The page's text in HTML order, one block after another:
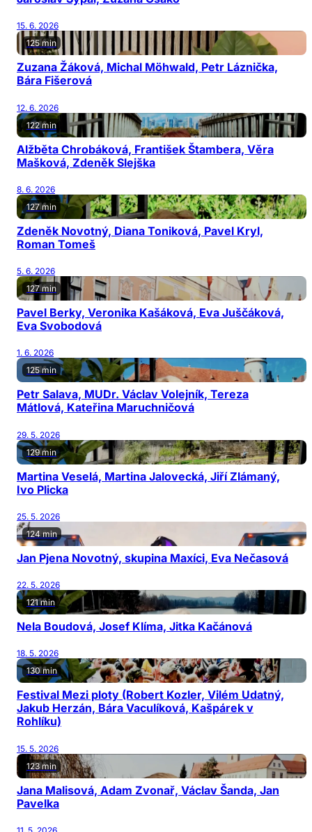
15. 6. 2026
125 min
Zuzana Žáková, Michal Möhwald, Petr Láznička,
Bára Fišerová
12. 6. 2026
122 min
Alžběta Chrobáková, František Štambera, Věra
Mašková, Zdeněk Slejška
8. 6. 2026
127 min
Zdeněk Novotný, Diana Toniková, Pavel Kryl,
Roman Tomeš
5. 6. 2026
127 min
Pavel Berky, Veronika Kašáková, Eva Juščáková,
Eva Svobodová
1. 6. 2026
125 min
Petr Salava, MUDr. Václav Volejník, Tereza
Mátlová, Kateřina Maruchničová
29. 5. 2026
129 min
Martina Veselá, Martina Jalovecká, Jiří Zlámaný,
Ivo Plicka
25. 5. 2026
124 min
Jan Pjena Novotný, skupina Maxíci, Eva Nečasová
22. 5. 2026
121 min
Nela Boudová, Josef Klíma, Jitka Kačánová
18. 5. 2026
130 min
Festival Mezi ploty (Robert Kozler, Vilém Udatný,
Jakub Herzán, Bára Vaculíková, Kašpárek v
Rohlíku)
15. 5. 2026
123 min
Jana Malisová, Adam Zvonař, Václav Šanda, Jan
Pavelka